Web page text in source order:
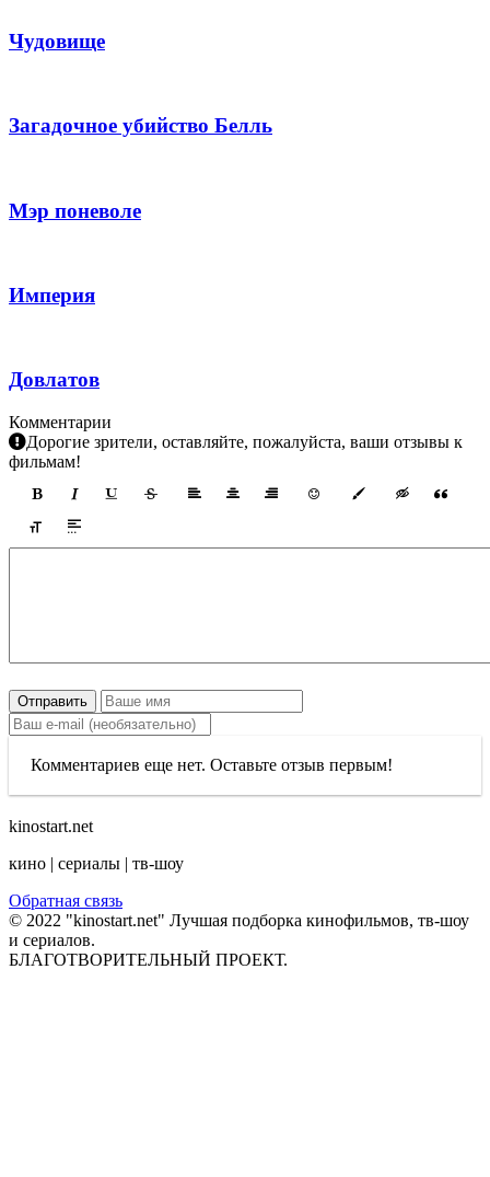
Чудовище
Загадочное убийство Белль
Мэр поневоле
Империя
Довлатов
Комментарии
Дорогие зрители, оставляйте, пожалуйста, ваши отзывы к
фильмам!
Отправить
Комментариев еще нет. Оставьте отзыв первым!
kinostart.net
кино | сериалы | тв-шоу
Обратная связь
© 2022 "kinostart.net" Лучшая подборка кинофильмов, тв-шоу
и сериалов.
БЛАГОТВОРИТЕЛЬНЫЙ ПРОЕКТ.